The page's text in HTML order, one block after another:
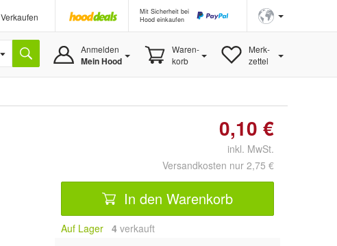
Verkaufen
Mit Sicherheit bei
Hood einkaufen
Anmelden
Mein Hood
Waren-
korb
Merk-
zettel
0,10 €
inkl. MwSt.
Versandkosten nur 2,75 €
In den Warenkorb
Auf Lager 4 verkauft